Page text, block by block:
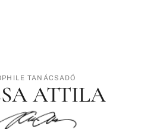
TANÁCSADÓ
ATTILA